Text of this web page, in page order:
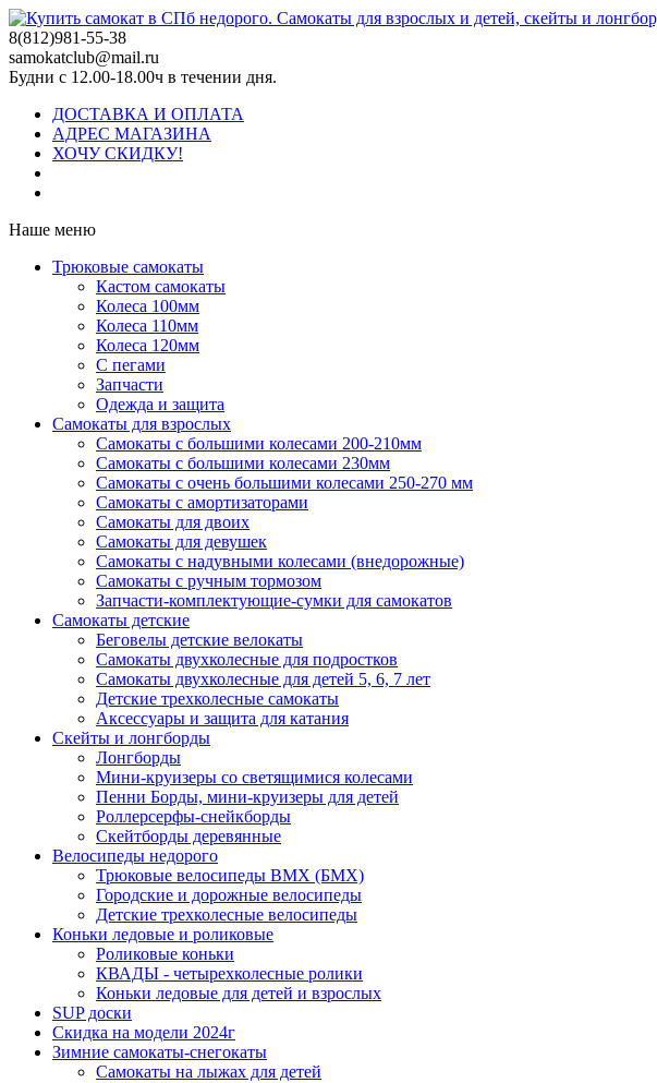
8(812)981-55-38
samokatclub@mail.ru
Будни с 12.00-18.00ч в течении дня.
ДОСТАВКА И ОПЛАТА
АДРЕС МАГАЗИНА
ХОЧУ СКИДКУ!
Наше меню
Трюковые самокаты
Кастом самокаты
Колеса 100мм
Колеса 110мм
Колеса 120мм
С пегами
Запчасти
Одежда и защита
Самокаты для взрослых
Самокаты с большими колесами 200-210мм
Самокаты с большими колесами 230мм
Самокаты с очень большими колесами 250-270 мм
Самокаты с амортизаторами
Самокаты для двоих
Самокаты для девушек
Самокаты с надувными колесами (внедорожные)
Самокаты с ручным тормозом
Запчасти-комплектующие-сумки для самокатов
Самокаты детские
Беговелы детские велокаты
Самокаты двухколесные для подростков
Самокаты двухколесные для детей 5, 6, 7 лет
Детские трехколесные самокаты
Аксессуары и защита для катания
Cкейты и лонгборды
Лонгборды
Мини-круизеры со светящимися колесами
Пенни Борды, мини-круизеры для детей
Роллерсерфы-снейкборды
Скейтборды деревянные
Велосипеды недорого
Трюковые велосипеды BMX (БМХ)
Городские и дорожные велосипеды
Детские трехколесные велосипеды
Коньки ледовые и роликовые
Роликовые коньки
КВАДЫ - четырехколесные ролики
Коньки ледовые для детей и взрослых
SUP доски
Скидка на модели 2024г
Зимние самокаты-снегокаты
Самокаты на лыжах для детей